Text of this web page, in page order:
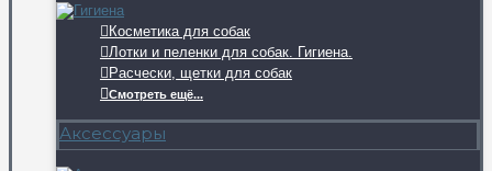
Косметика для собак
Лотки и пеленки для собак. Гигиена.
Расчески, щетки для собак
Смотреть ещё...
Аксессуары